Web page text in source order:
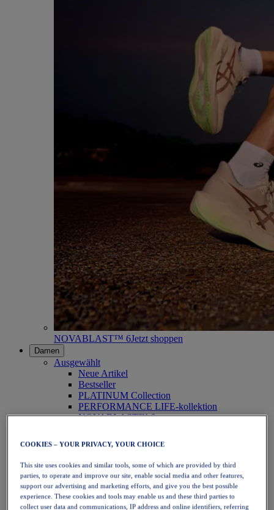
NOVABLAST™ 6Jetzt shoppen
Damen
Ausgewählt
Neue Artikel
Bestseller
PLATINUM Collection
PERFORMANCE LIFE-kollektion
NOVABLAST™ 6
Laufen
Trailrunning
Tennis
Volleyball
Handball
Padel
Korbball
COOKIES – YOUR PRIVACY, YOUR CHOICE
This site uses cookies and similar tools, some of which are provided by third
parties, to operate and improve our site, enable social media and other features,
support our advertising and marketing efforts, and give you the best possible
experience. These cookies and tools may enable us and these third parties to
collect user data and communications, IP address and online identifiers, referring